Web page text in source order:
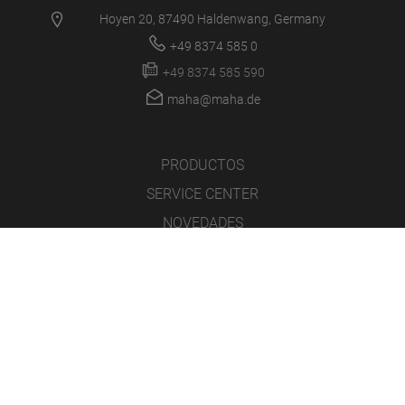
Hoyen 20, 87490 Haldenwang, Germany
+49 8374 585 0
+49 8374 585 590
maha@maha.de
PRODUCTOS
SERVICE CENTER
NOVEDADES